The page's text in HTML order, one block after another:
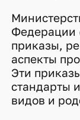
Федерации
приказы,
аспекты
Эти
стандарты
видов и